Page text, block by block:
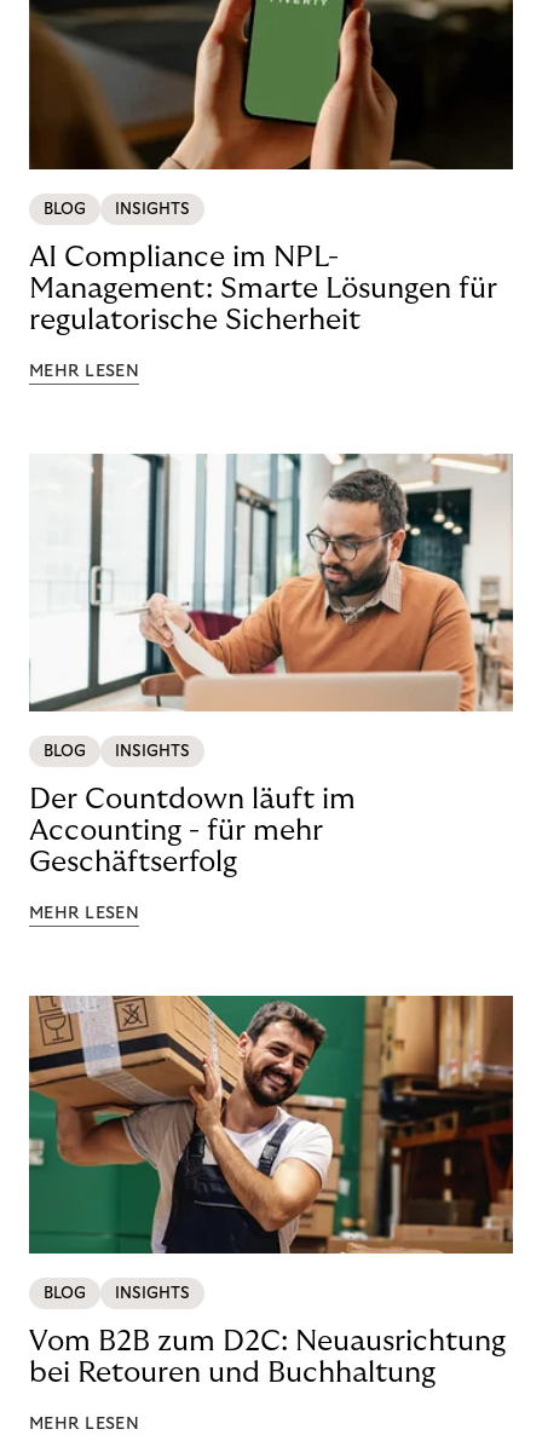
BLOG INSIGHTS
AI Compliance im NPL-
Management: Smarte Lösungen für
regulatorische Sicherheit
MEHR LESEN
BLOG INSIGHTS
Der Countdown läuft im
Accounting - für mehr
Geschäftserfolg
MEHR LESEN
BLOG INSIGHTS
Vom B2B zum D2C: Neuausrichtung
bei Retouren und Buchhaltung
MEHR LESEN